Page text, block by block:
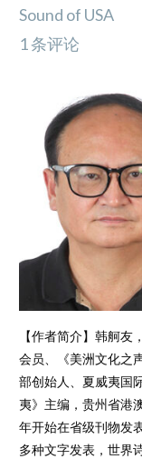
Sound of USA
1 条评论
【作者简介】韩舸
会员、《美洲文化之
部创始人、夏威夷国
夷》主编，贵州省港
年开始在省级刊物发
多种文字发表，世界